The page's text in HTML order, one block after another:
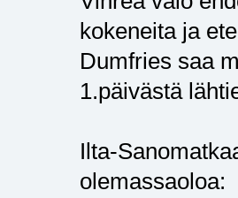
kokeneita ja
Dumfries saa
1.päivästä
Ilta-
olemassaoloa: